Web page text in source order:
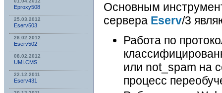
Eproxy508
25.03.2012
Eserv503
26.02.2012
Eserv502
08.02.2012
UMI.CMS
22.12.2011
Eserv431
Основным
сервера Eserv/3
Работа по
или not_spam на
процесс